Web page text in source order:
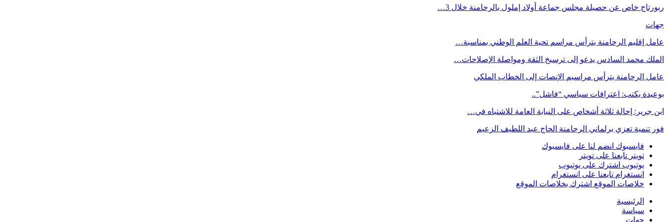
ربورتاج خاص عن حصيلة مجلس جماعة أولاد إملول بالرحامنة خلال 3…
جهات
عامل إقليم الرحامنة يترأس مراسم تحية العلم الوطني بمناسبة…
الملك محمد السادس يدعو إلى ترسيخ الثقة ومواصلة الإصلاحات…
عامل الرحامنة يترأس مراسيم الإنصات إلى الخطاب الملكي
بوعيدة يكتب: اعترافات سياسي “فاشل”..
ابن جرير: إحالة ثلاثة أشخاص على النيابة العامة للاشتباه في…
فور تنمية تعزي برلماني الرحامنة الحاج عبد اللطيف الزعيم
فايسبوك انضم لنا على فايسبوك
تويتر تابعنا على تويتر
يوتيوب اشترك على يوتيوب
انستغرام تابعنا على انستغرام
خلاصات الموقع اشترك بخلاصات الموقع
الرئيسية
سياسة
جهات